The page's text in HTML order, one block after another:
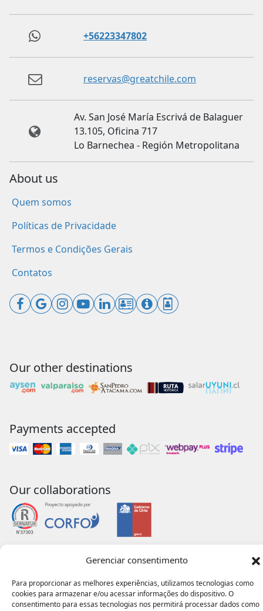
Gerenciar consentimento
Para proporcionar as melhores experiências, utilizamos tecnologias como
cookies para armazenar e/ou acessar informações do dispositivo. O
consentimento para essas tecnologias nos permitirá processar dados como
+56223347802
reservas@greatchile.com
Av. San José María Escrivá de Balaguer
13.105, Oficina 717
Lo Barnechea - Región Metropolitana
About us
Quem somos
Políticas de Privacidade
Termos e Condições Gerais
Contatos
Our other destinations
Payments accepted
Our collaborations